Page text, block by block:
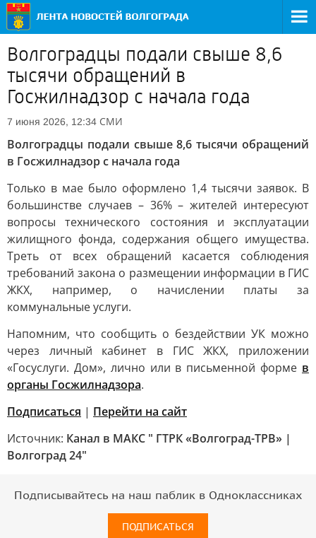
Волгоградцы подали свыше 8,6
тысячи обращений в
Госжилнадзор с начала года
7 июня 2026, 12:34 СМИ
Волгоградцы подали свыше 8,6 тысячи обращений
в Госжилнадзор с начала года
Только в мае было оформлено 1,4 тысячи заявок. В
большинстве случаев – 36% – жителей интересуют
вопросы технического состояния и эксплуатации
жилищного фонда, содержания общего имущества.
Треть от всех обращений касается соблюдения
требований закона о размещении информации в ГИС
ЖКХ, например, о начислении платы за
коммунальные услуги.
Напомним, что сообщить о бездействии УК можно
через личный кабинет в ГИС ЖКХ, приложении
«Госуслуги. Дом», лично или в письменной форме в
органы Госжилнадзора.
Подписаться | Перейти на сайт
Источник: Канал в МАКС " ГТРК «Волгоград-ТРВ» |
Волгоград 24"
Подписывайтесь на наш паблик в Одноклассниках
ПОДПИСАТЬСЯ